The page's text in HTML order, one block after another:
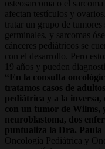
osteosarcoma o el
afectan testículos y
tratar un grupo de
germinales, y sarcomas
cánceres pediátricos se
con el desarrollo. Pero
19 años y pueden
“En la consulta
tratamos casos de
pediátrica y a la inversa,
con un tumor de Wilms,
neuroblastoma, dos
puntualiza la Dra. Paula
Oncología Pediátrica y